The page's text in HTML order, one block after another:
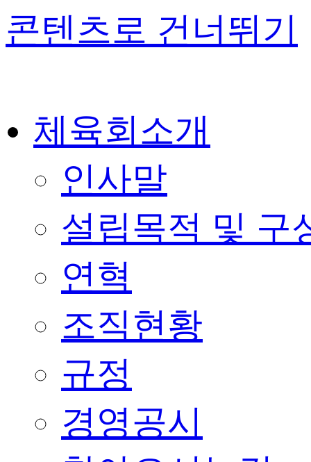
콘텐츠로 건너뛰기
체육회소개
인사말
설립목적 및 구
연혁
조직현황
규정
경영공시